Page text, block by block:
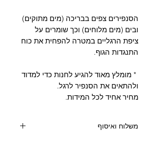
הסנפירים צפים בבריכה (מים מתוקים)
ובים (מים מלוחים) וכך שומרים על
ציפת הרגליים במטרה להפחית את כוח
התנגדות הגוף.
* מומלץ מאוד להגיע לחנות כדי למדוד
ולהתאים את הסנפיר לרגל.
מחיר אחיד לכל המידות.
משלוח ואיסוף